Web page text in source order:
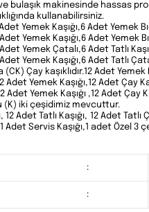
bulaşık makinesinde hassas
kullanabilirsiniz.
Yemek Kaşığı,6 Adet Yemek
Yemek Kaşığı,6 Adet Yemek
Yemek Çatalı,6 Adet Tatlı
Yemek Kaşığı,6 Adet Tatlı
Çay kaşıklıdır.12 Adet
Yemek Kaşığı,12 Adet Çay
Yemek Kaşığı ,12 Adet Çay
(K) iki çeşidimiz mevcuttur.
12 Adet Tatlı Kaşığı, 12 Adet
Adet Servis Kaşığı,1 adet Özel
:
: